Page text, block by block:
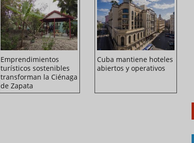
Emprendimientos
turísticos sostenibles
transforman la Ciénaga
de Zapata
Cuba mantiene hoteles
abiertos y operativos